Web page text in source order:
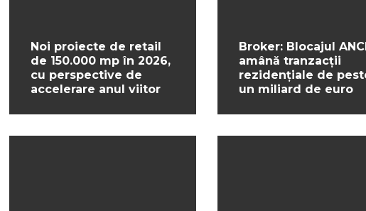
Noi proiecte de retail
de 150.000 mp în 2026,
cu perspective de
accelerare anul viitor
Broker: Blocajul
amână tranzacții
rezidențiale de
un miliard de euro